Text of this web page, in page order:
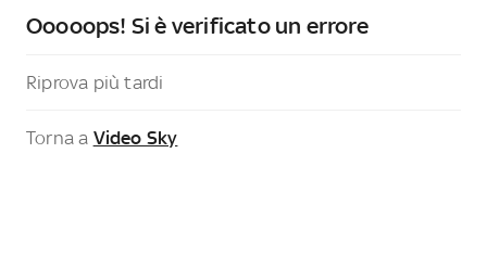
Ooooops! Si è verificato un errore
Riprova più tardi
Torna a Video Sky